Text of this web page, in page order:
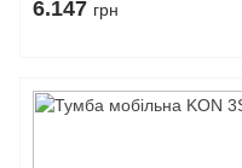
6.147 грн